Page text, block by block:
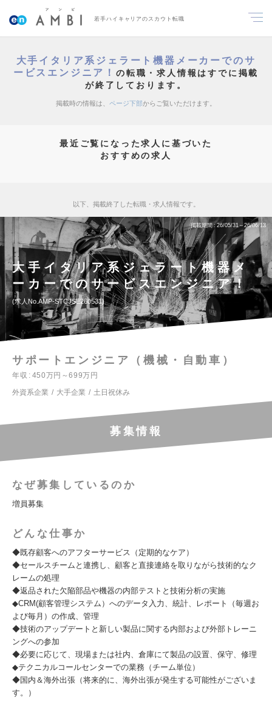
若手ハイキャリアのスカウト転職
大手イタリア系ジェラート機器メーカーでのサ
ービスエンジニア！ の転職・求人情報はすでに掲載
が終了しております。
掲載時の情報は、 ページ下部からご覧いただけます。
最近ご覧になった求人に基づいた
おすすめの求人
以下、掲載終了した転職・求人情報です。
掲載期間 26/05/31～26/06/13
大手イタリア系ジェラート機器メ
ーカーでのサービスエンジニア！
求人No.AMP-STCJSE260531
サポートエンジニア（機械・自動車）
年収
450万円～699万円
外資系企業
大手企業 土日祝休み
募集情報
なぜ募集しているのか
増員募集
どんな仕事か
◆既存顧客へのアフターサービス（定期的なケア）
◆セールスチームと連携し、顧客と直接連絡を取りながら技術的なク
レームの処理
◆返品された欠陥部品や機器の内部テストと技術分析の実施
◆CRM(顧客管理システム）へのデータ入力、統計、レポート（毎週お
よび毎月）の作成、管理
◆技術のアップデートと新しい製品に関する内部および外部トレーニ
ングへの参加
◆必要に応じて、現場または社内、倉庫にて製品の設置、保守、修理
◆テクニカルコールセンターでの業務（チーム単位）
◆国内＆海外出張（将来的に、海外出張が発生する可能性がございま
す。）